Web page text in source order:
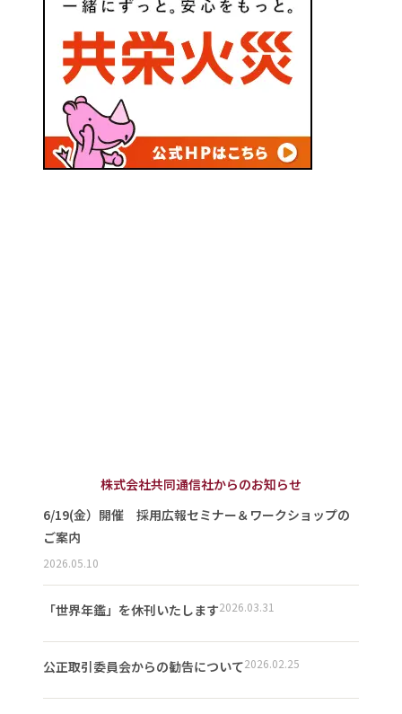
株式会社共同通信社からのお知らせ
6/19(金）開催 採用広報セミナー＆ワークショップの
ご案内
2026.05.10
「世界年鑑」を休刊いたします2026.03.31
公正取引委員会からの勧告について2026.02.25